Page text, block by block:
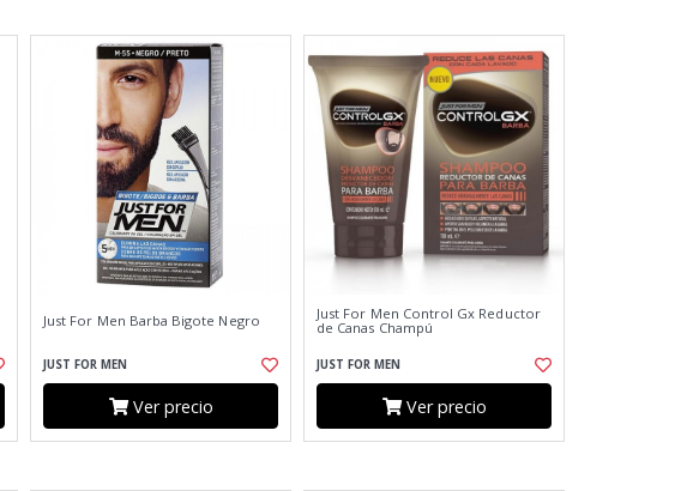
Just For Men Barba Bigote Negro
JUST FOR MEN
Ver precio
Just For Men Control Gx Reductor
de Canas Champú
JUST FOR MEN
Ver precio